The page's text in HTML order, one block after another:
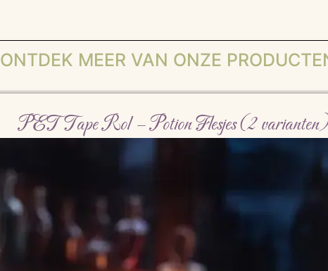
ONTDEK MEER VAN ONZE
PET Tape Rol – Potion Flesjes (2